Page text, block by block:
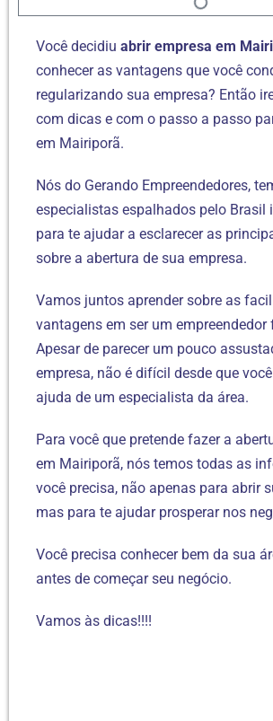
Você decidiu abrir empresa em
conhecer as vantagens que você
regularizando sua empresa? Então
com dicas e com o passo a passo
em Mairiporã.
Nós do Gerando Empreendedores,
especialistas espalhados pelo Brasil
para te ajudar a esclarecer as
sobre a abertura de sua empresa.
Vamos juntos aprender sobre as
vantagens em ser um
Apesar de parecer um pouco
empresa, não é difícil desde que
ajuda de um especialista da área.
Para você que pretende fazer a
em Mairiporã, nós temos todas as
você precisa, não apenas para abrir
mas para te ajudar prosperar nos
Você precisa conhecer bem da sua
antes de começar seu negócio.
Vamos às dicas!!!!